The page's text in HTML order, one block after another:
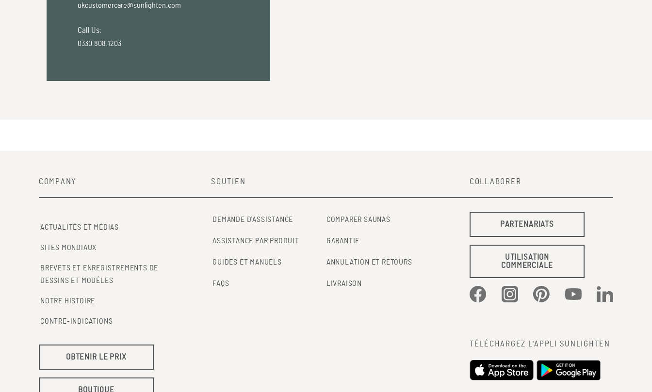
ukcustomercare@sunlighten.com
Call Us:
0330.808.1203
COMPANY
ACTUALITÉS ET MÉDIAS
SITES MONDIAUX
BREVETS ET ENREGISTREMENTS DE
DESSINS ET MODÉLES
NOTRE HISTOIRE
CONTRE-INDICATIONS
OBTENIR LE PRIX
BOUTIQUE
SOUTIEN
DEMANDE D'ASSISTANCE COMPARER SAUNAS
ASSISTANCE PAR PRODUIT GARANTIE
GUIDES ET MANUELS ANNULATION ET RETOURS
FAQS LIVRAISON
COLLABORER
PARTENARIATS
UTILISATION
COMMERCIALE
Facebook InstagramPinterest YouTube LinkedIn
TÉLÉCHARGEZ L'APPLI SUNLIGHTEN